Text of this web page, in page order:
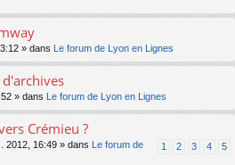
» dans Le forum de Lyon en Lignes
» dans Le forum de Lyon en Lignes
Crémieu ?
1 2 3 4 5
2012, 16:49 » dans
Le forum de